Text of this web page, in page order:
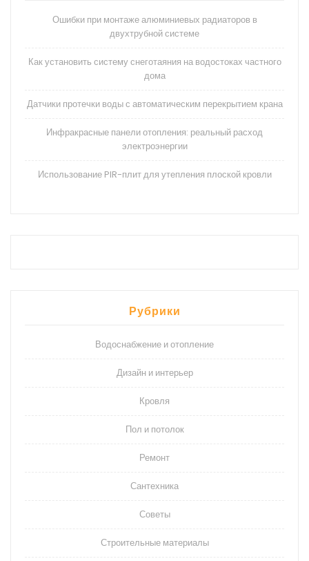
Ошибки при монтаже алюминиевых радиаторов в
двухтрубной системе
Как установить систему снеготаяния на водостоках частного
дома
Датчики протечки воды с автоматическим перекрытием крана
Инфракрасные панели отопления: реальный расход
электроэнергии
Использование PIR-плит для утепления плоской кровли
Рубрики
Водоснабжение и отопление
Дизайн и интерьер
Кровля
Пол и потолок
Ремонт
Сантехника
Советы
Строительные материалы